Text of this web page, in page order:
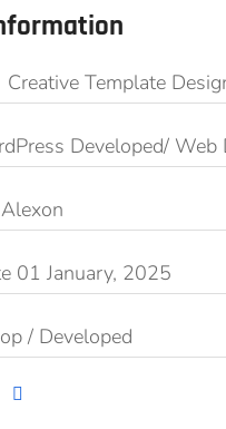
Creative Template
Developed/ Web
01 January, 2025
/ Developed